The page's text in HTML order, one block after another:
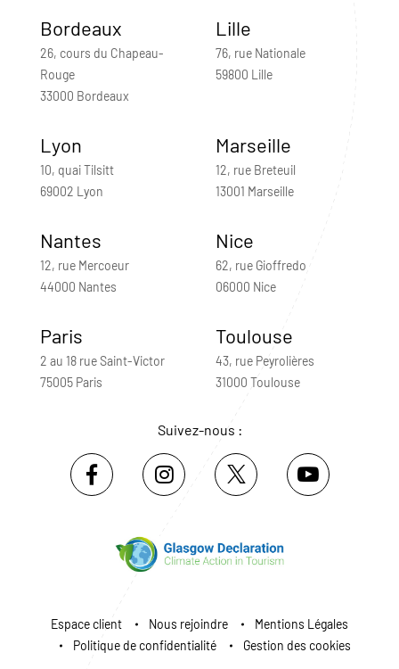
Bordeaux
26, cours du Chapeau-
Rouge
33000 Bordeaux
Lille
76, rue Nationale
59800 Lille
Lyon
10, quai Tilsitt
69002 Lyon
Marseille
12, rue Breteuil
13001 Marseille
Nantes
12, rue Mercoeur
44000 Nantes
Nice
62, rue Gioffredo
06000 Nice
Paris
2 au 18 rue Saint-Victor
75005 Paris
Toulouse
43, rue Peyrolières
31000 Toulouse
Suivez-nous :
Espace client Nous rejoindre
Mentions Légales
Politique de confidentialité
Gestion des cookies